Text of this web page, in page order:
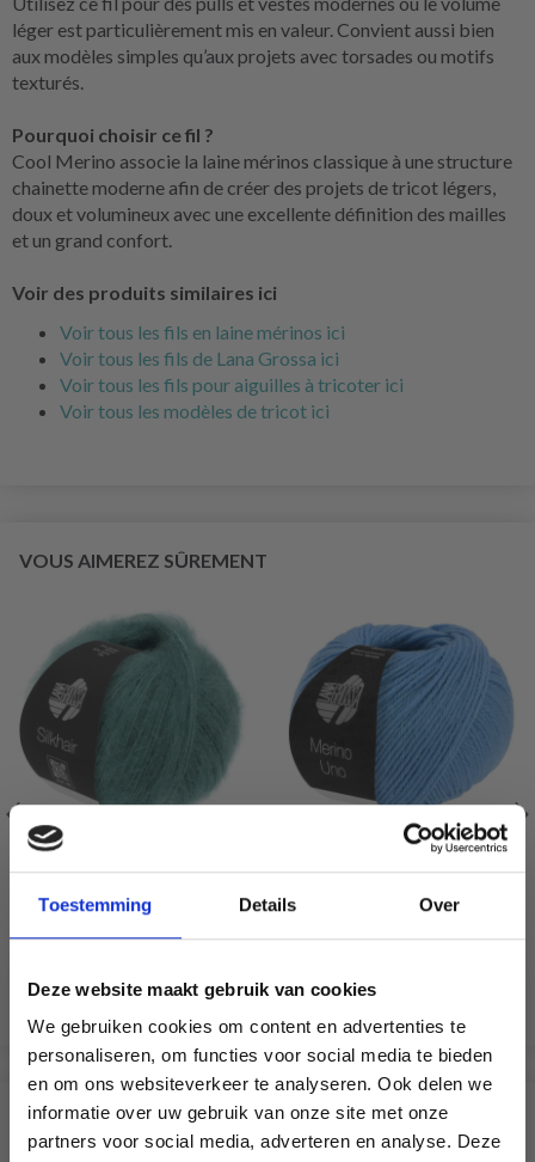
Toestemming Details Over
Deze website maakt gebruik van cookies
We gebruiken cookies om content en advertenties te
personaliseren, om functies voor social media te bieden
en om ons websiteverkeer te analyseren. Ook delen we
informatie over uw gebruik van onze site met onze
partners voor social media, adverteren en analyse. Deze
léger est particulièrement mis en valeur. Convient aussi bien
aux modèles simples qu’aux projets avec torsades ou motifs
texturés.
Pourquoi choisir ce fil ?
Cool Merino associe la laine mérinos classique à une structure
chainette moderne afin de créer des projets de tricot légers,
doux et volumineux avec une excellente définition des mailles
et un grand confort.
Voir des produits similaires ici
Voir tous les fils en laine mérinos ici
Voir tous les fils de Lana Grossa ici
Voir tous les fils pour aiguilles à tricoter ici
Voir tous les modèles de tricot ici
VOUS AIMEREZ SÛREMENT
70% Mohair / 30% Soie
LANA GROSSA MERINO
SIMILAIRE À CECI